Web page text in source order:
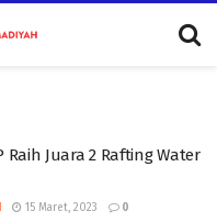
Raih Juara 2 Rafting Water
15 Maret, 2023 0